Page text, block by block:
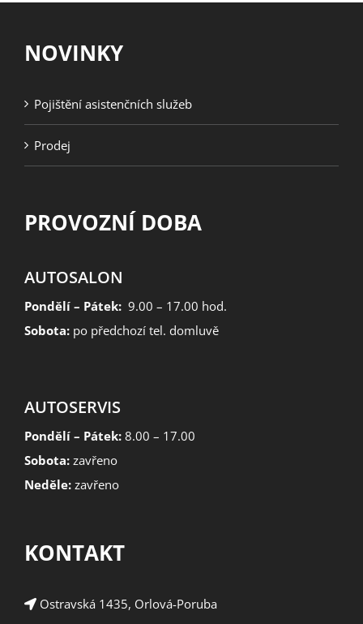
NOVINKY
Pojištění asistenčních služeb
Prodej
PROVOZNÍ DOBA
AUTOSALON
Pondělí – Pátek: 9.00 – 17.00 hod.
Sobota: po předchozí tel. domluvě
AUTOSERVIS
Pondělí – Pátek: 8.00 – 17.00
Sobota: zavřeno
Neděle: zavřeno
KONTAKT
Ostravská 1435, Orlová-Poruba